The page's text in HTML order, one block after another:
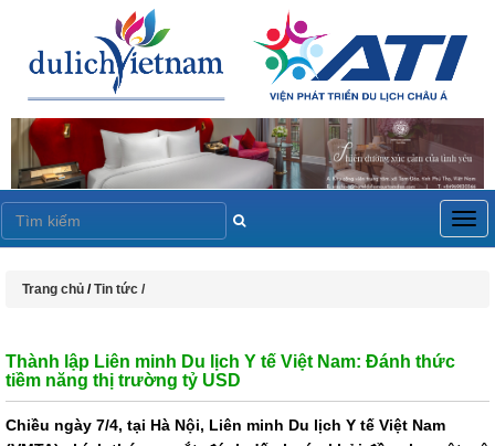
Trang chủ /Tin tức /
Thành lập Liên minh Du lịch Y tế Việt Nam: Đánh thức
tiềm năng thị trường tỷ USD
Chiều ngày 7/4, tại Hà Nội, Liên minh Du lịch Y tế Việt Nam